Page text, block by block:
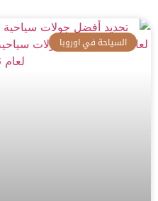
السياحة في اوروبا